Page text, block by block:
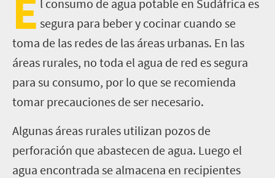
l consumo de agua potable en Sudáfrica es
segura para beber y cocinar cuando se
toma de las redes de las áreas urbanas. En las
áreas rurales, no toda el agua de red es segura
para su consumo, por lo que se recomienda
tomar precauciones de ser necesario.
Algunas áreas rurales utilizan pozos de
perforación que abastecen de agua. Luego el
agua encontrada se almacena en recipientes